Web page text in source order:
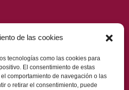
de las cookies
tecnologías como las cookies para
El consentimiento de estas
comportamiento de navegación o las
o retirar el consentimiento, puede